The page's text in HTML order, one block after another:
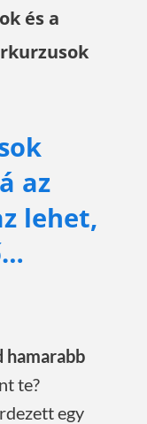
és a
az
lehet,
hamarabb
te?
egy